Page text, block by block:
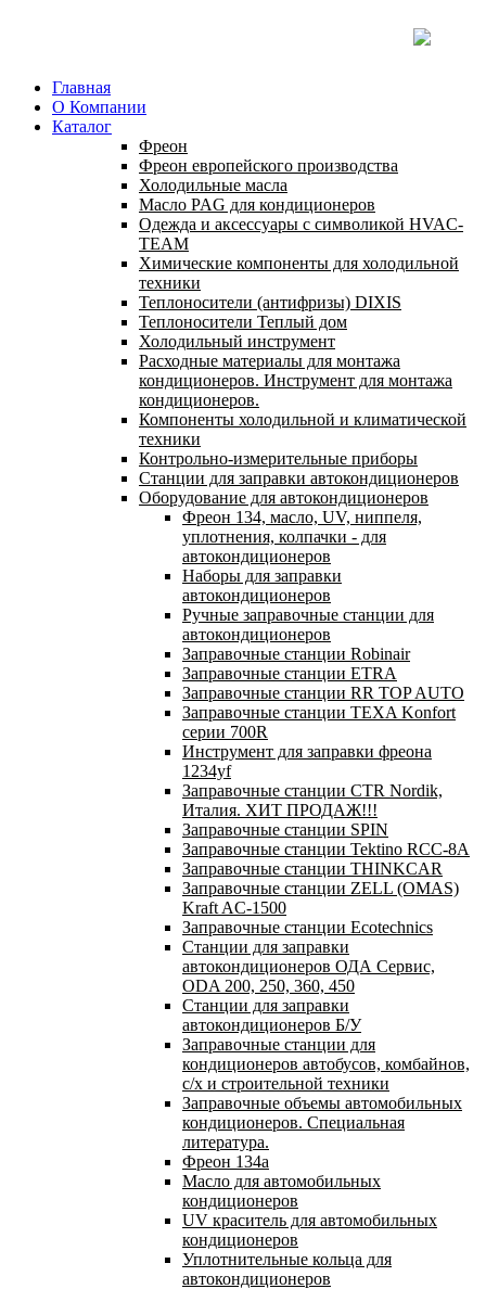
Главная
О Компании
Каталог
Фреон
Фреон европейского производства
Холодильные масла
Масло PAG для кондиционеров
Одежда и аксессуары с символикой HVAC-
TEAM
Химические компоненты для холодильной
техники
Теплоносители (антифризы) DIXIS
Теплоносители Теплый дом
Холодильный инструмент
Расходные материалы для монтажа
кондиционеров. Инструмент для монтажа
кондиционеров.
Компоненты холодильной и климатической
техники
Контрольно-измерительные приборы
Станции для заправки автокондиционеров
Оборудование для автокондиционеров
Фреон 134, масло, UV, ниппеля,
уплотнения, колпачки - для
автокондиционеров
Наборы для заправки
автокондиционеров
Ручные заправочные станции для
автокондиционеров
Заправочные станции Robinair
Заправочные станции ETRA
Заправочные станции RR TOP AUTO
Заправочные станции TEXA Konfort
серии 700R
Инструмент для заправки фреона
1234yf
Заправочные станции CTR Nordik,
Италия. ХИТ ПРОДАЖ!!!
Заправочные станции SPIN
Заправочные станции Tektino RCC-8A
Заправочные станции THINKCAR
Заправочные станции ZELL (OMAS)
Kraft AC-1500
Заправочные станции Ecotechnics
Станции для заправки
автокондиционеров ОДА Сервис,
ODA 200, 250, 360, 450
Станции для заправки
автокондиционеров Б/У
Заправочные станции для
кондиционеров автобусов, комбайнов,
с/х и строительной техники
Заправочные объемы автомобильных
кондиционеров. Специальная
литература.
Фреон 134a
Масло для автомобильных
кондиционеров
UV краситель для автомобильных
кондиционеров
Уплотнительные кольца для
автокондиционеров